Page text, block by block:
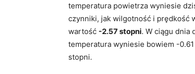
temperatura powietrza wyniesie
czynniki, jak wilgotność i prędkość
wartość -2.57 stopni. W ciągu dnia
temperatura wyniesie bowiem -
stopni.